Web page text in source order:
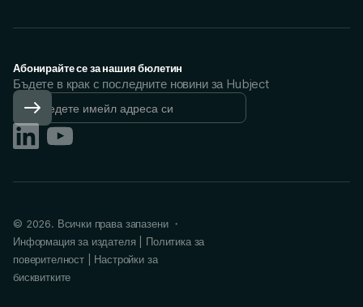
Абонирайте се за нашия бюлетин
Бъдете в крак с последните новини за Hubject
© 2026. Всички права запазени ・
Информация за издателя
Политика за
поверителност| Настройки за
бисквитките